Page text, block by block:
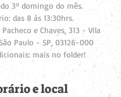
3º domingo do mês.
das 8 às 13:30hrs.
Pacheco e Chaves, 313 - Vila
Paulo - SP, 03126-000
mais no folder!
e local